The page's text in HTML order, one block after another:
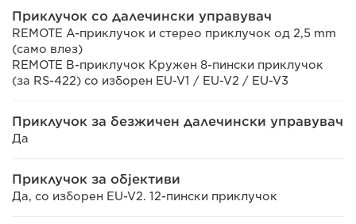
Приклучок со далечински управувач
REMOTE A-приклучок и стерео приклучок од 2,5 mm
(само влез)
REMOTE B-приклучок Кружен 8-пински приклучок
(за RS-422) со изборен EU-V1 / EU-V2 / EU-V3
Приклучок за безжичен далечински управувач
Да
Приклучок за објективи
Да, со изборен EU-V2. 12-пински приклучок